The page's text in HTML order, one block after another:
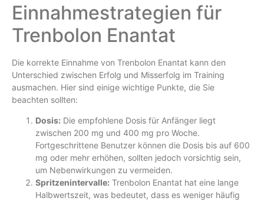
Einnahmestrategien für
Trenbolon Enantat
Die korrekte Einnahme von Trenbolon Enantat kann den
Unterschied zwischen Erfolg und Misserfolg im Training
ausmachen. Hier sind einige wichtige Punkte, die Sie
beachten sollten:
Dosis: Die empfohlene Dosis für Anfänger liegt
zwischen 200 mg und 400 mg pro Woche.
Fortgeschrittene Benutzer können die Dosis bis auf 600
mg oder mehr erhöhen, sollten jedoch vorsichtig sein,
um Nebenwirkungen zu vermeiden.
Spritzenintervalle: Trenbolon Enantat hat eine lange
Halbwertszeit, was bedeutet, dass es weniger häufig